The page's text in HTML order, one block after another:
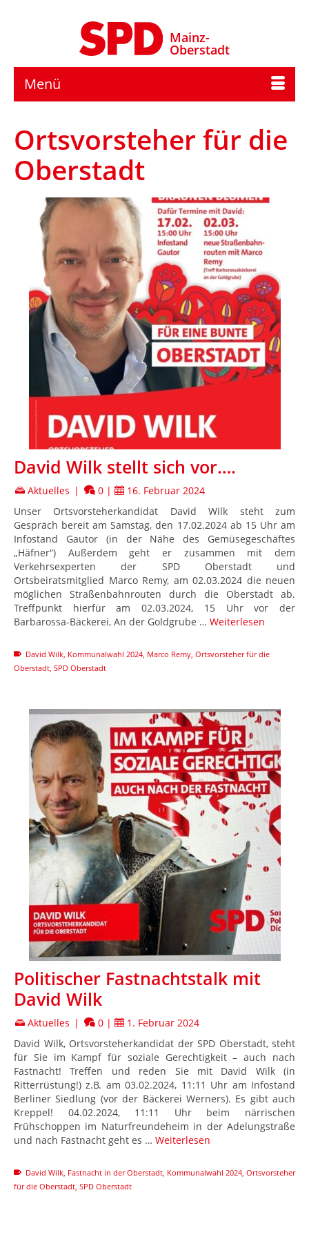
Mainz-
Oberstadt
Menü
Ortsvorsteher für die
Oberstadt
David Wilk stellt sich vor….
Aktuelles | 0 |
16. Februar 2024
Unser Ortsvorsteherkandidat David Wilk steht zum
Gespräch bereit am Samstag, den 17.02.2024 ab 15 Uhr am
Infostand Gautor (in der Nähe des Gemüsegeschäftes
„Häfner“) Außerdem geht er zusammen mit dem
Verkehrsexperten der SPD Oberstadt und
Ortsbeiratsmitglied Marco Remy, am 02.03.2024 die neuen
möglichen Straßenbahnrouten durch die Oberstadt ab.
Treffpunkt hierfür am 02.03.2024, 15 Uhr vor der
Barbarossa-Bäckerei, An der Goldgrube … Weiterlesen
David Wilk Kommunalwahl 2024 Marco Remy Ortsvorsteher für die
Oberstadt SPD Oberstadt
Politischer Fastnachtstalk mit
David Wilk
Aktuelles | 0 |
1. Februar 2024
David Wilk, Ortsvorsteherkandidat der SPD Oberstadt, steht
für Sie im Kampf für soziale Gerechtigkeit – auch nach
Fastnacht! Treffen und reden Sie mit David Wilk (in
Ritterrüstung!) z.B. am 03.02.2024, 11:11 Uhr am Infostand
Berliner Siedlung (vor der Bäckerei Werners). Es gibt auch
Kreppel! 04.02.2024, 11:11 Uhr beim närrischen
Frühschoppen im Naturfreundeheim in der Adelungstraße
und nach Fastnacht geht es … Weiterlesen
David Wilk Fastnacht in der Oberstadt Kommunalwahl 2024 Ortsvorsteher
für die Oberstadt SPD Oberstadt